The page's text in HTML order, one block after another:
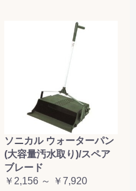
ソニカル ウォーターパン
(大容量汚水取り)/スペア
ブレード
￥2,156 ～ ￥7,920